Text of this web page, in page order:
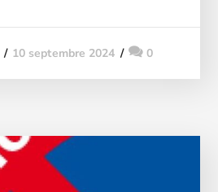
10 septembre 2024 0